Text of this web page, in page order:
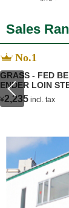
Sales
No.1
GRASS - FED
ENDER LOIN
¥2,235 incl. tax